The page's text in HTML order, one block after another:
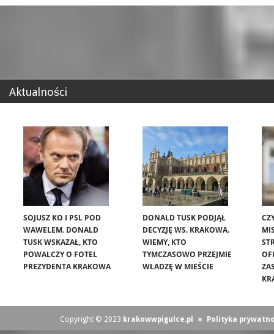
Aktualności
SOJUSZ KO I PSL POD
WAWELEM. DONALD
TUSK WSKAZAŁ, KTO
POWALCZY O FOTEL
PREZYDENTA KRAKOWA
DONALD TUSK PODJĄŁ
DECYZJĘ WS. KRAKOWA.
WIEMY, KTO
TYMCZASOWO PRZEJMIE
WŁADZĘ W MIEŚCIE
Copyright © 2023 krakowwpigulce.pl ∗ Polityka